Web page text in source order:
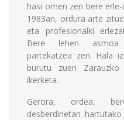
hasi omen zen bere
1983an, ordura arte
eta profesionalki
Bere lehen asmoa
partekatzea zen. Hala
burutu zuen Zarauzko
ikerketa.
Gerora, ordea,
desberdinetan